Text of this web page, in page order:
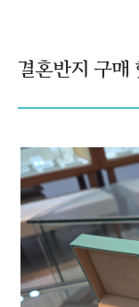
결혼반지 구매